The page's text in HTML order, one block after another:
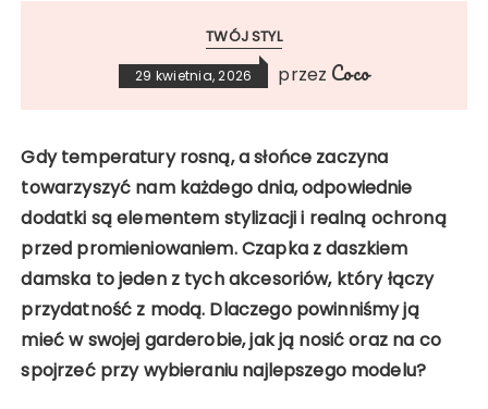
TWÓJ STYL
29 kwietnia, 2026 przez Coco
Gdy temperatury rosną, a słońce zaczyna
towarzyszyć nam każdego dnia, odpowiednie
dodatki są elementem stylizacji i realną ochroną
przed promieniowaniem. Czapka z daszkiem
damska to jeden z tych akcesoriów, który łączy
przydatność z modą. Dlaczego powinniśmy ją
mieć w swojej garderobie, jak ją nosić oraz na co
spojrzeć przy wybieraniu najlepszego modelu?